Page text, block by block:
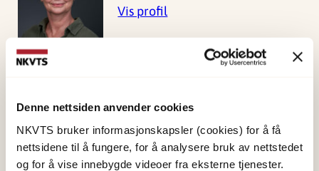
Denne nettsiden anvender cookies
NKVTS bruker informasjonskapsler (cookies) for å få
nettsidene til å fungere, for å analysere bruk av nettstedet
og for å vise innebygde videoer fra eksterne tjenester.
Vis profil